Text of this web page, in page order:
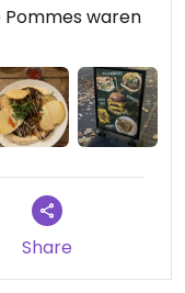
waren
Share